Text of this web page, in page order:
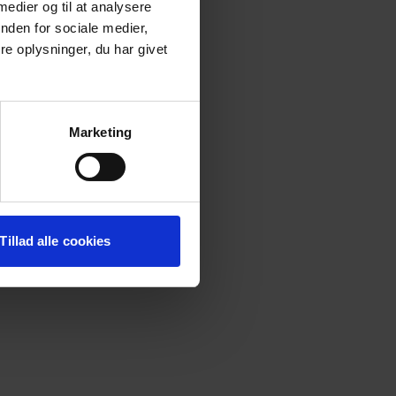
og til at analysere
for sociale medier,
oplysninger, du har givet
Marketing
Tillad alle cookies
for more information).